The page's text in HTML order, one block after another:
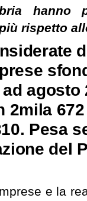
hanno
rispetto
agosto
2mila
Pesa
del
e la